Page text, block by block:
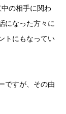
の相手に関わ
になった方々に
トにもなってい
ですが、その由